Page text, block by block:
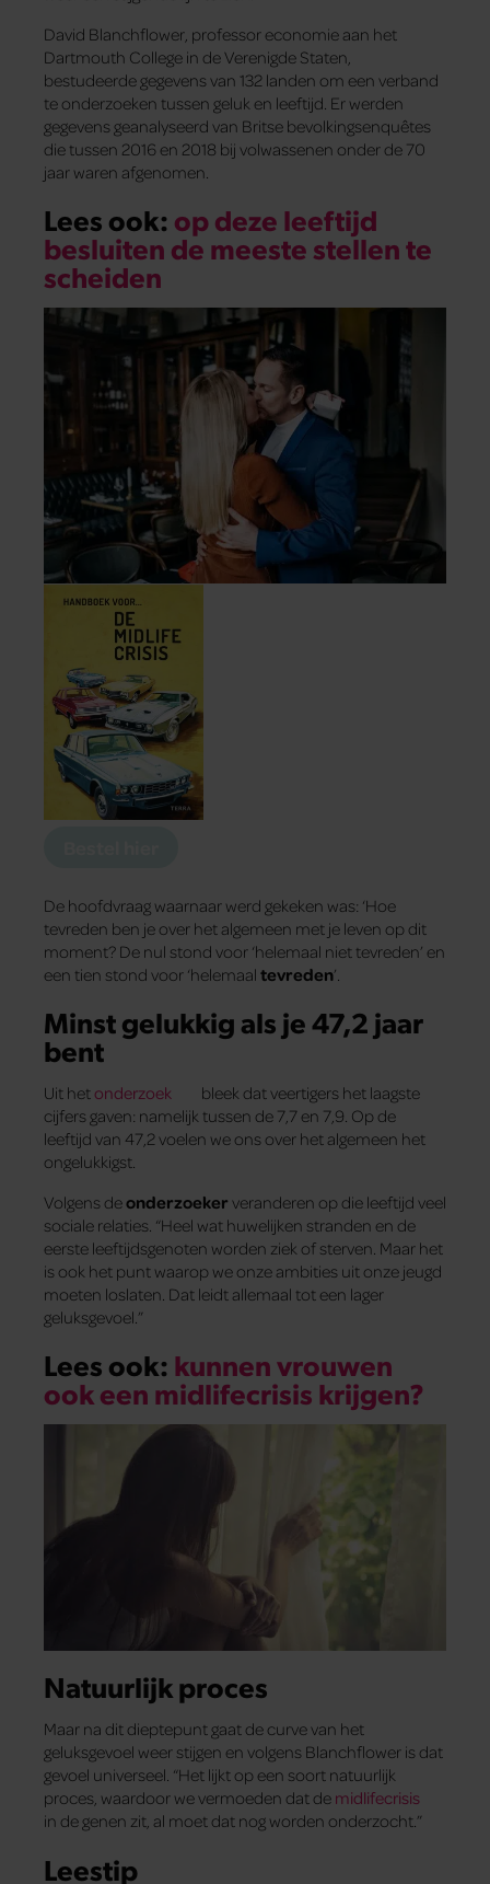
David Blanchflower, professor economie aan het
Dartmouth College in de Verenigde Staten,
bestudeerde gegevens van 132 landen om een verband
te onderzoeken tussen geluk en leeftijd. Er werden
gegevens geanalyseerd van Britse bevolkingsenquêtes
die tussen 2016 en 2018 bij volwassenen onder de 70
jaar waren afgenomen.
Lees ook: op deze leeftijd
besluiten de meeste stellen te
scheiden
De hoofdvraag waarnaar werd gekeken was: ‘Hoe
tevreden ben je over het algemeen met je leven op dit
moment? De nul stond voor ‘helemaal niet tevreden’ en
een tien stond voor ‘helemaal tevreden’.
Minst gelukkig als je 47,2 jaar
bent
Uit hetonderzoek
bleek dat veertigers het laagste
cijfers gaven: namelijk tussen de 7,7 en 7,9. Op de
leeftijd van 47,2 voelen we ons over het algemeen het
ongelukkigst.
Volgens deonderzoeker veranderen op die leeftijd veel
sociale relaties. “Heel wat huwelijken stranden en de
eerste leeftijdsgenoten worden ziek of sterven. Maar het
is ook het punt waarop we onze ambities uit onze jeugd
moeten loslaten. Dat leidt allemaal tot een lager
geluksgevoel.”
Lees ook: kunnen vrouwen
ook een midlifecrisis krijgen?
Natuurlijk proces
Maar na dit dieptepunt gaat de curve van het
geluksgevoel weer stijgen en volgens Blanchflower is dat
gevoel universeel. “Het lijkt op een soort natuurlijk
proces, waardoor we vermoeden dat de midlifecrisis
in de genen zit, al moet dat nog worden onderzocht.”
Leestip